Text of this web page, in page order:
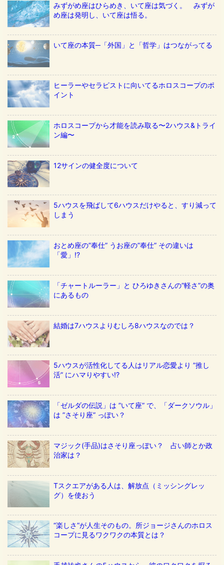
みずがめ座はひらめき、いて座は気づく。 みずが
め座は発明し、いて座は悟る。
いて座の本質─「外国」と「哲学」はつながってる
ヒーラーやセラピストに向いてるホロスコープのポ
イント
ホロスコープから才能を読み取る〜2ハウス&トライ
ン編〜
12サインの健全度について
5ハウスを飛ばして6ハウスだけやると、すり減って
しまう
おとめ座の”奉仕” うお座の”奉仕” その違いは
「愛」!?
「チャートルーラー」と ひろゆきさんの”軽さ”の奥
にあるもの
結婚は7ハウスよりむしろ8ハウスなのでは？
5ハウスが活性化してる人はリアル恋愛より ”推し
活” にハマりやすい!?
「ゼルダの伝説」は ”いて座” で、「ダークソウル」
は ”さそり座” っぽい？
マジック(手品)はさそり座っぽい？ 占い師とか政
治家は？
Tスクエアがある人は、解放点（ミッシングレッ
グ）を使おう
“楽しさ”が人生そのもの。所ジョージさんのホロス
コープに見るワクワクの本質とは？